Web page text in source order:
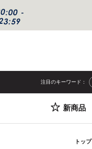
注目のキーワード：
新商品
トップ